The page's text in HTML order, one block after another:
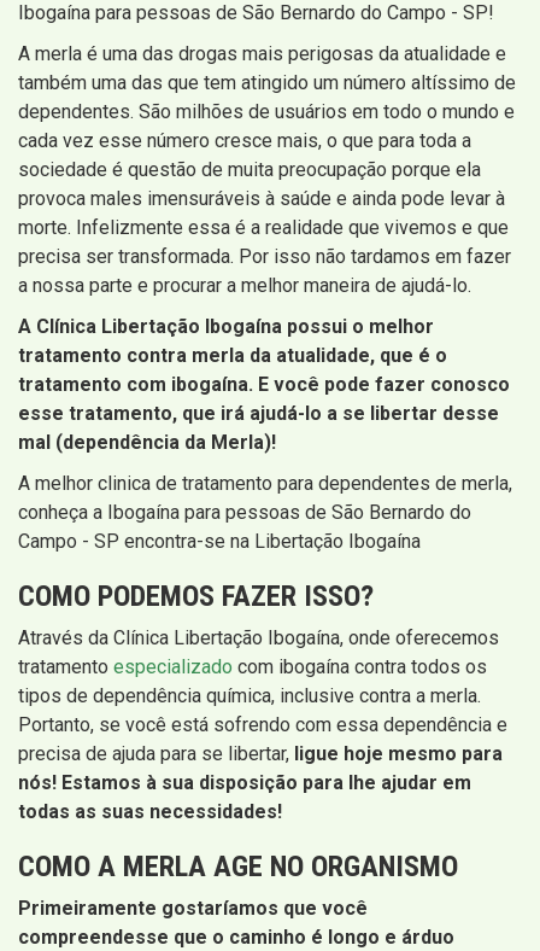
Ibogaína para pessoas de São Bernardo do Campo - SP!
A merla é uma das drogas mais perigosas da atualidade e
também uma das que tem atingido um número altíssimo de
dependentes. São milhões de usuários em todo o mundo e
cada vez esse número cresce mais, o que para toda a
sociedade é questão de muita preocupação porque ela
provoca males imensuráveis à saúde e ainda pode levar à
morte. Infelizmente essa é a realidade que vivemos e que
precisa ser transformada. Por isso não tardamos em fazer
a nossa parte e procurar a melhor maneira de ajudá-lo.
A Clínica Libertação Ibogaína possui o melhor
tratamento contra merla da atualidade, que é o
tratamento com ibogaína. E você pode fazer conosco
esse tratamento, que irá ajudá-lo a se libertar desse
mal (dependência da Merla)!
A melhor clinica de tratamento para dependentes de merla,
conheça a Ibogaína para pessoas de São Bernardo do
Campo - SP encontra-se na Libertação Ibogaína
COMO PODEMOS FAZER ISSO?
Através da Clínica Libertação Ibogaína, onde oferecemos
tratamento especializado com ibogaína contra todos os
tipos de dependência química, inclusive contra a merla.
Portanto, se você está sofrendo com essa dependência e
precisa de ajuda para se libertar, ligue hoje mesmo para
nós! Estamos à sua disposição para lhe ajudar em
todas as suas necessidades!
COMO A MERLA AGE NO ORGANISMO
Primeiramente gostaríamos que você
compreendesse que o caminho é longo e árduo